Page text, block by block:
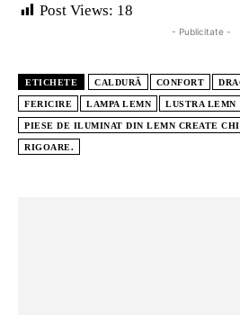
Post Views: 18
- Publicitate -
ETICHETE CALDURĂ CONFORT
FERICIRE LAMPA LEMN LUSTRA LEMN
PIESE DE ILUMINAT DIN LEMN CREATE
RIGOARE.